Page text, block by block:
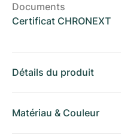
Documents
Certificat CHRONEXT
Détails du produit
Matériau & Couleur